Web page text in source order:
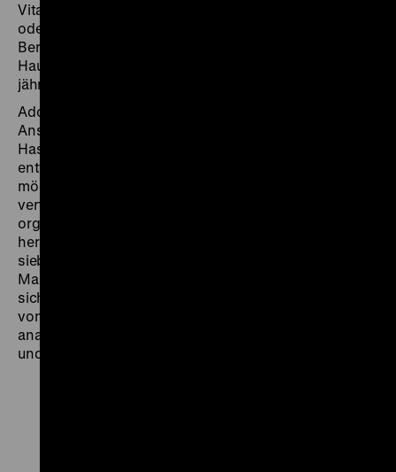
Vitalität. Gut aussehend. Franco Nero als Möglichkeit
oder ein jüngerer Mario Adorf.“ Auch an den in West-
Berlin lebenden Götz George wandte er sich.
Hauptdarsteller wurde schließlich der damals 35-
jährige Litauer Regimantas Adomaitis.
Adomaitis spielt den Soldaten Ignaz Wolz, der im
Anschluss an den Ersten Weltkrieg einen unbändigen
Hass auf die kapitalistischen Kriegsgewinnler
entwickelt und seine eigene Revolution durchführen
möchte. Er enteignet Grund- und Fabrikbesitzer und
verteilt die Reichtümer an die Armen. Aus dem
organisierten Klassenkampf hält er sich jedoch
heraus. Schließlich landet Wolz im Zuchthaus, wo er
sieben Jahre inhaftiert ist, ehe er aufgrund von
Massenprotesten freigelassen wird. Doch Wolz kann
sich nun erst recht nicht mehr anpassen. Er trennt sich
von ehemaligen Weggenossen, die seinen
anarchistischen Ideen nicht mehr folgen möchten,
und verlässt Deutschland. (mg)